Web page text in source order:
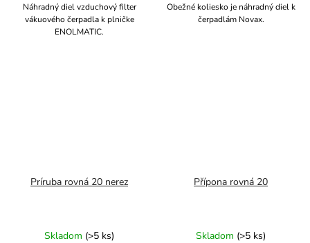
Náhradný diel vzduchový filter
vákuového čerpadla k plničke
ENOLMATIC.
Obežné koliesko je náhradný diel k
čerpadlám Novax.
Príruba rovná 20 nerez
Skladom (>5 ks)
Přípona rovná 20
Skladom (>5 ks)